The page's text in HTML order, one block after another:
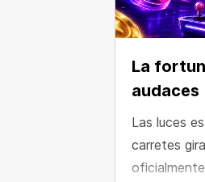
La
audaces
Las luces
carretes